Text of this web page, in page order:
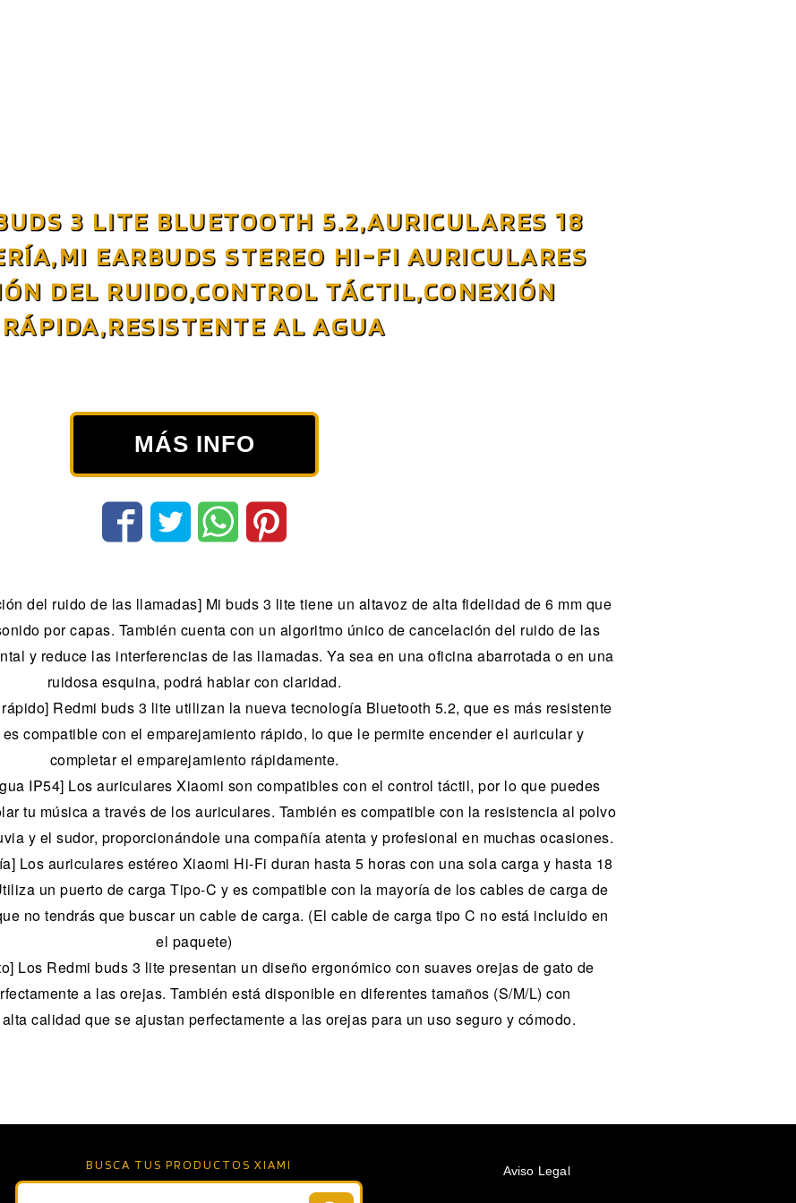
3 LITE BLUETOOTH 5.2,AURICULARES 18
EARBUDS STEREO HI-FI AURICULARES
DEL RUIDO,CONTROL TÁCTIL,CONEXIÓN
RÁPIDA,RESISTENTE AL AGUA
MÁS INFO
del ruido de las llamadas] Mi buds 3 lite tiene un altavoz de alta fidelidad de 6 mm que
por capas. También cuenta con un algoritmo único de cancelación del ruido de las
y reduce las interferencias de las llamadas. Ya sea en una oficina abarrotada o en una
ruidosa esquina, podrá hablar con claridad.
Redmi buds 3 lite utilizan la nueva tecnología Bluetooth 5.2, que es más resistente
compatible con el emparejamiento rápido, lo que le permite encender el auricular y
completar el emparejamiento rápidamente.
IP54] Los auriculares Xiaomi son compatibles con el control táctil, por lo que puedes
tu música a través de los auriculares. También es compatible con la resistencia al polvo
y el sudor, proporcionándole una compañía atenta y profesional en muchas ocasiones.
Los auriculares estéreo Xiaomi Hi-Fi duran hasta 5 horas con una sola carga y hasta 18
un puerto de carga Tipo-C y es compatible con la mayoría de los cables de carga de
no tendrás que buscar un cable de carga. (El cable de carga tipo C no está incluido en
el paquete)
Los Redmi buds 3 lite presentan un diseño ergonómico con suaves orejas de gato de
a las orejas. También está disponible en diferentes tamaños (S/M/L) con
calidad que se ajustan perfectamente a las orejas para un uso seguro y cómodo.
BUSCA TUS PRODUCTOS XIAMI Aviso Legal